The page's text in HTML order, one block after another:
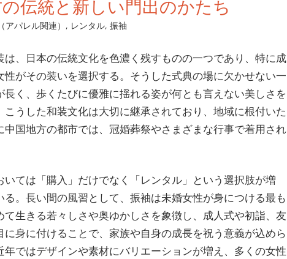
伝統と新しい門出のかたち
パレル関連） , レンタル,振袖
、日本の伝統文化を色濃く残すものの一つであり、特に成
がその装いを選択する。 そうした式典の場に欠かせない一
く、歩くたびに優雅に揺れる姿が何とも言えない美しさを
うした和装文化は大切に継承されており、地域に根付いた
国地方の都市では、冠婚葬祭やさまざまな行事で着用され
ては「購入」だけでなく「レンタル」という選択肢が増
。長い間の風習として、振袖は未婚女性が身につける最も
生きる若々しさや奥ゆかしさを象徴し、成人式や初詣、友
身に付けることで、家族や自身の成長を祝う意義が込めら
ではデザインや素材にバリエーションが増え、多くの女性